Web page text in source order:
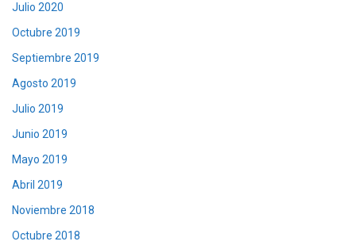
Julio 2020
Octubre 2019
Septiembre 2019
Agosto 2019
Julio 2019
Junio 2019
Mayo 2019
Abril 2019
Noviembre 2018
Octubre 2018